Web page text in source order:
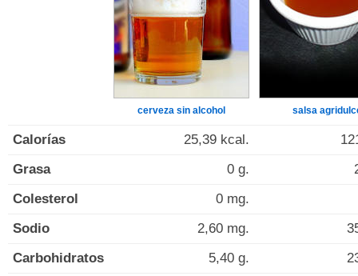
cerveza sin alcohol salsa
Calorías 25,39 kcal.
Grasa
0 g.
Colesterol
0 mg.
Sodio
2,60 mg.
Carbohidratos
5,40 g.